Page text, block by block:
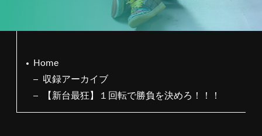
Home
収録アーカイブ
【新台最狂】１回転で勝負を決めろ！！！